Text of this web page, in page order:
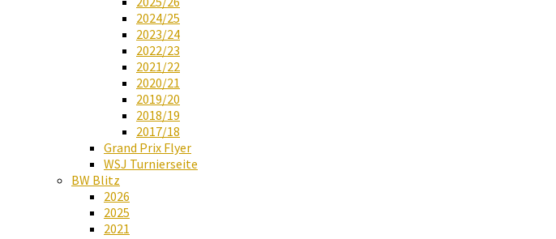
2024/25
2023/24
2022/23
2021/22
2020/21
2019/20
2018/19
2017/18
Grand Prix Flyer
WSJ Turnierseite
BW Blitz
2026
2025
2021